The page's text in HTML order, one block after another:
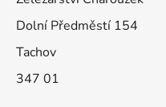
Dolní Předměstí 154
Tachov
347 01